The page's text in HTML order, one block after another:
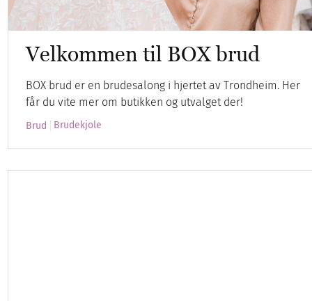
Velkommen til BOX brud
BOX brud er en brudesalong i hjertet av Trondheim. Her
får du vite mer om butikken og utvalget der!
Brud Brudekjole